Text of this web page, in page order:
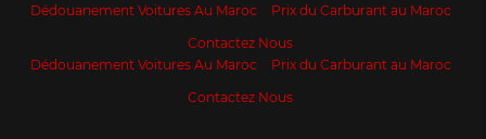
Dédouanement Voitures Au Maroc
Prix du Carburant au Maroc
Contactez Nous
Dédouanement Voitures Au Maroc
Prix du Carburant au Maroc
Contactez Nous